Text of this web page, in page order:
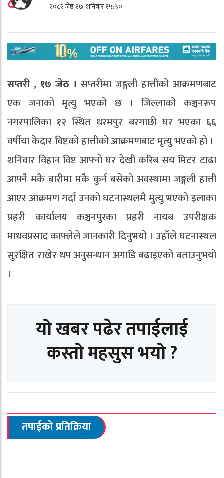
२०८२ जेष्ठ १७, शनिबार १५:५०
सप्तरी , १७ जेठ । सप्तरीमा जङ्गली हात्तीको आक्रमणबाट
एक जनाको मृत्यु भएको छ । जिल्लाको कञ्चनरूप
नगरपालिका १२ स्थित धरमपुर बरगाछी घर भएका ६६
वर्षीया केदार विष्टको हात्तीको आक्रमणबाट मृत्यु भएको हो ।
शनिवार विहान विष्ट आफ्नो घर देखी करिब सय मिटर टाढा
आफ्नै मकै बारीमा मकै कुर्न बसेको अवस्थामा जङ्गली हात्ती
आएर आक्रमण गर्दा उनको घटनास्थलमै मुत्यु भएको इलाका
प्रहरी कार्यालय कञ्चनपुरका प्रहरी नायब उपरीक्षक
माधवप्रसाद काफ्लेले जानकारी दिनुभयो । उहाँले घटनास्थल
सुरक्षित राखेर थप अनुसन्धान अगाडि बढाइएको बताउनुभयो
।
यो खबर पढेर तपाईलाई
कस्तो महसुस भयो ?
तपाईको प्रतिक्रिया